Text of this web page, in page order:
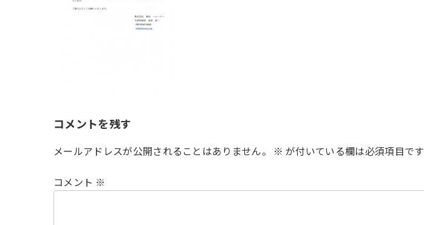
コメントを残す
メールアドレスが公開されることはありません。 ※ が付いている欄は必須項目です
コメント ※